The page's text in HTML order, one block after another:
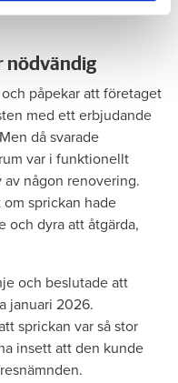
nödvändig
påpekar att företaget
med ett erbjudande
då svarade
var i funktionellt
någon renovering.
om sprickan hade
och dyra att åtgärda,
och beslutade att
januari 2026.
sprickan var så stor
insett att den kunde